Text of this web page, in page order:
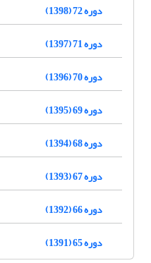
دوره 72 (1398)
دوره 71 (1397)
دوره 70 (1396)
دوره 69 (1395)
دوره 68 (1394)
دوره 67 (1393)
دوره 66 (1392)
دوره 65 (1391)